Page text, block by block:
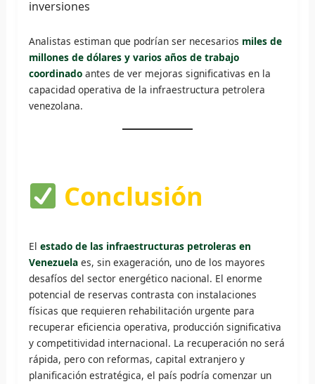
inversiones
Analistas estiman que podrían ser necesarios miles de
millones de dólares y varios años de trabajo
coordinadoantes de ver mejoras significativas en la
capacidad operativa de la infraestructura petrolera
venezolana.
Conclusión
El estado de las infraestructuras petroleras en
Venezuelaes, sin exageración, uno de los mayores
desafíos del sector energético nacional. El enorme
potencial de reservas contrasta con instalaciones
físicas que requieren rehabilitación urgente para
recuperar eficiencia operativa, producción significativa
y competitividad internacional. La recuperación no será
rápida, pero con reformas, capital extranjero y
planificación estratégica, el país podría comenzar un